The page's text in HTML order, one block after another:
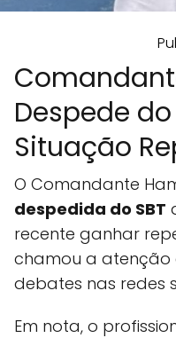
Despede do
Situação
O Comandante
despedida do SBT
recente ganhar
chamou a atenção
debates nas redes
Em nota, o